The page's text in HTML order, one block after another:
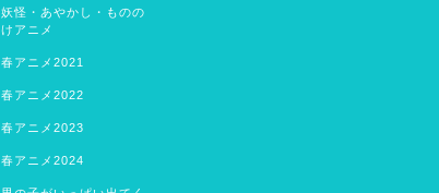
妖怪・あやかし・ものの
けアニメ
春アニメ2021
春アニメ2022
春アニメ2023
春アニメ2024